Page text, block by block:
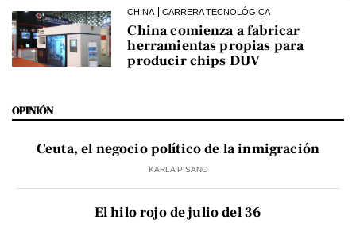
CHINA CARRERA TECNOLÓGICA
China comienza a fabricar
herramientas propias para
producir chips DUV
OPINIÓN
Ceuta, el negocio político de la inmigración
KARLA PISANO
El hilo rojo de julio del 36